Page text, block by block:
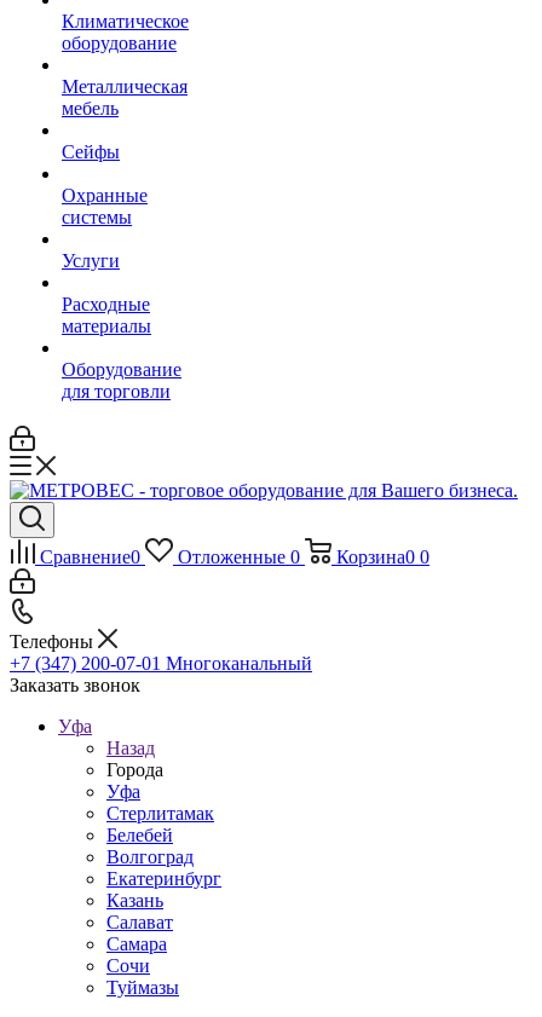
Климатическое
оборудование
Металлическая
мебель
Сейфы
Охранные
системы
Услуги
Расходные
материалы
Оборудование
для торговли
Сравнение0 Отложенные 0 Корзина0 0
Телефоны
+7 (347) 200-07-01 Многоканальный
Заказать звонок
Уфа
Назад
Города
Уфа
Стерлитамак
Белебей
Волгоград
Екатеринбург
Казань
Салават
Самара
Сочи
Туймазы